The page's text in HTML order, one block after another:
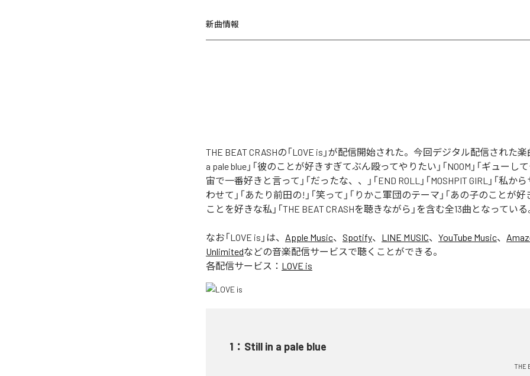
新曲情報
THE BEAT CRASHの「LOVE is」が配信開始された。今回デジタル配信された楽
a pale blue」「彼のことが好きすぎてぶん殴ってやりたい」「NOOM」「ギューし
宙で一番好きと言って」「だったな、、」「END ROLL」「MOSHPIT GIRL」「私か
わせて」「あたり前田の!」「笑って」「りかこ軍団のテーマ」「あの子のことが
ことを好きな私」「THE BEAT CRASHを聴きながら」を含む全13曲となっている
なお「LOVE is 」は、 Apple Music、 Spotify、 LINE MUSIC、 YouTube Music、
Unlimitedなどの音楽配信サービスで聴くことができる。
各配信サービス： LOVE is
1 ： Still in a pale blue
THE